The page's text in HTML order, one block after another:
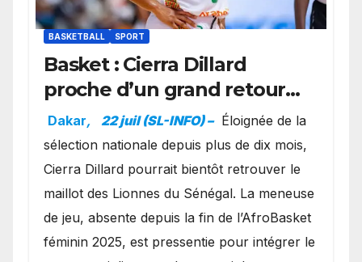
BASKETBALL SPORT
Basket : Cierra Dillard
proche d’un grand retour
avec les Lionnes ?
Dakar, 22 juil (SL-INFO) – Éloignée de la
sélection nationale depuis plus de dix mois,
Cierra Dillard pourrait bientôt retrouver le
maillot des Lionnes du Sénégal. La meneuse
de jeu, absente depuis la fin de l’AfroBasket
féminin 2025, est pressentie pour intégrer le